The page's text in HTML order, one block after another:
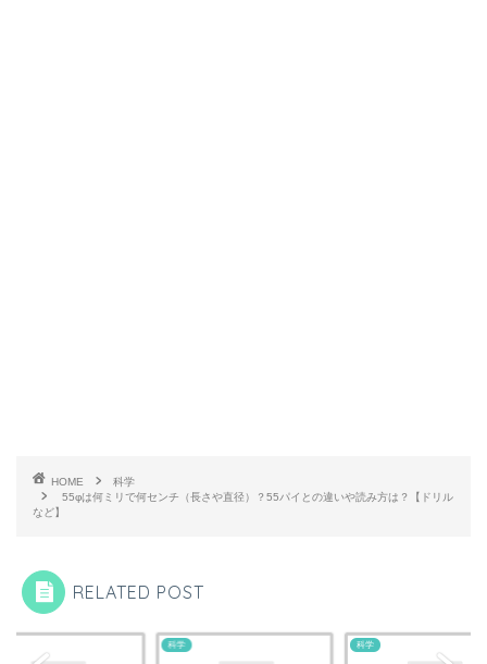
HOME
科学
55φは何ミリで何センチ（長さや直径）？55パイとの違いや読み方は？【ドリル
など】
RELATED POST
科学 科学